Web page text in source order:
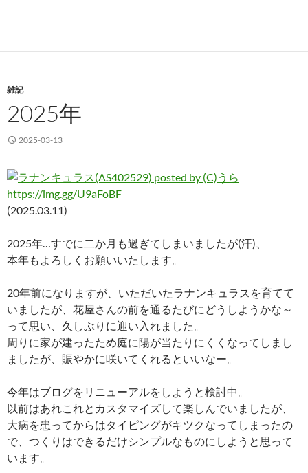
雑記
2025年
2025-03-13
https://img.gg/U9aFoBF
(2025.03.11)
2025年…すでに二か月も過ぎてしまいましたが(汗)、
本年もよろしくお願いいたします。
20年前になりますが、いただいたラナンキュラスを育てて
いましたが、花屋さんの前を通るたびにどうしようかな～
って思い、久しぶりに迎い入れました。
周りに家が建ったため庭に陽が当たりにくくなってしまし
ましたが、賑やかに咲いてくれるといいなー。
今年はブログをリニューアルをしようと検討中。
以前はあれこれとカスタマイズして楽しんでいましたが、
大病を患ってからはタイピングがキツクなってしまったの
で、つくりはできるだけシンプルなものにしようと思って
います。